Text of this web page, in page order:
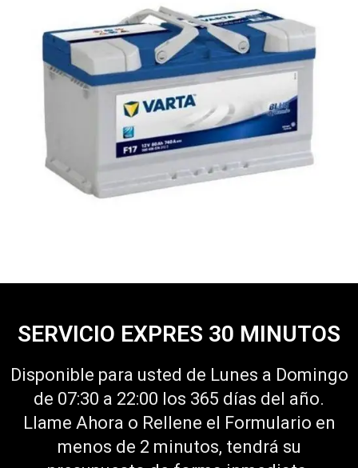
SERVICIO EXPRES 30 MINUTOS
Disponible para usted de Lunes a Domingo
de 07:30 a 22:00 los 365 días del año.
Llame Ahora o Rellene el Formulario en
menos de 2 minutos, tendrá su